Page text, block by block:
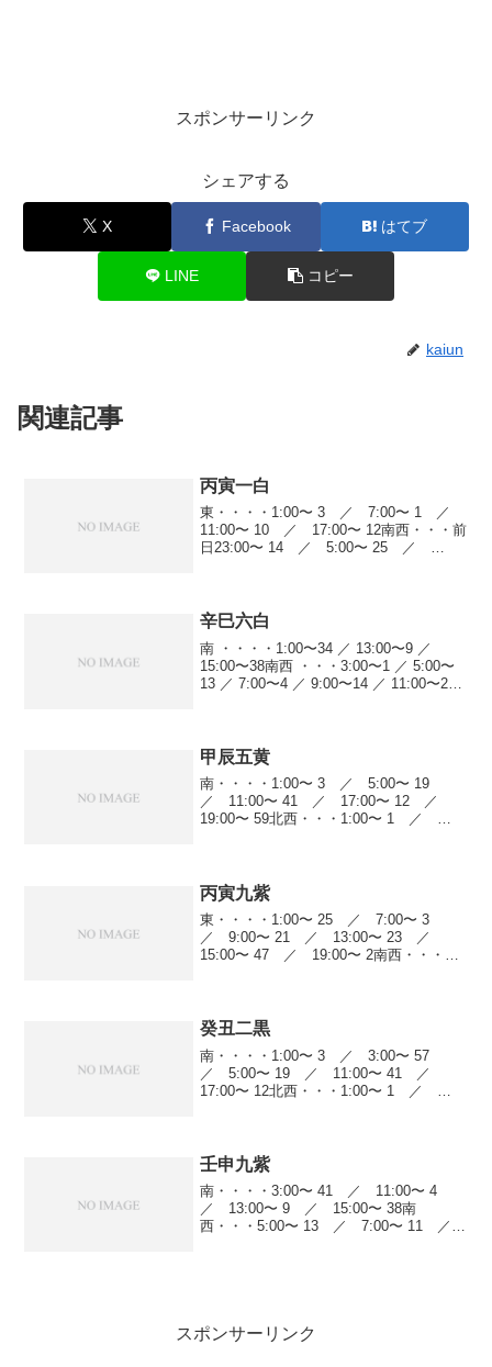
スポンサーリンク
シェアする
X Facebook はてブ
LINE コピー
kaiun
関連記事
丙寅一白
東・・・・1:00〜 3 ／ 7:00〜 1 ／
11:00〜 10 ／ 17:00〜 12南西・・・前
日23:00〜 14 ／ 5:00〜 25 ／
辛巳六白
南 ・・・・1:00〜34 ／ 13:00〜9 ／
15:00〜38南西 ・・・3:00〜1 ／ 5:00〜
13 ／ 7:00〜4 ／ 9:00〜14 ／ 11:00〜21
甲辰五黄
南・・・・1:00〜 3 ／ 5:00〜 19
／ 11:00〜 41 ／ 17:00〜 12 ／
19:00〜 59北西・・・1:00〜 1 ／
丙寅九紫
東・・・・1:00〜 25 ／ 7:00〜 3
／ 9:00〜 21 ／ 13:00〜 23 ／
15:00〜 47 ／ 19:00〜 2南西・・・
癸丑二黒
南・・・・1:00〜 3 ／ 3:00〜 57
／ 5:00〜 19 ／ 11:00〜 41 ／
17:00〜 12北西・・・1:00〜 1 ／
壬申九紫
南・・・・3:00〜 41 ／ 11:00〜 4
／ 13:00〜 9 ／ 15:00〜 38南
西・・・5:00〜 13 ／ 7:00〜 11 ／
スポンサーリンク